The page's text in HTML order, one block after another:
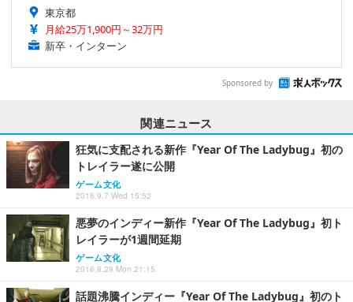
東京都
月給25万1,900円～32万円
新卒・インターン
Sponsored by
関連ニュース
狂気に支配される新作『Year Of The Ladybug』初の
トレイラー遂に公開
ゲーム文化
2016.9.7 Wed 15:52
悪夢のインディー新作『Year Of The Ladybug』初ト
レイラーが1週間延期
ゲーム文化
2016.8.29 Mon 21:15
話題沸騰インディー『Year Of The Ladybug』初のト